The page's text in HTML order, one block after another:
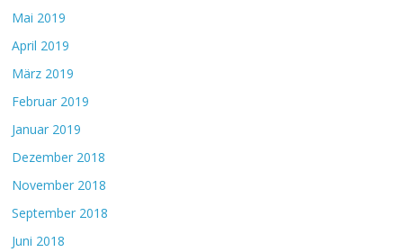
Mai 2019
April 2019
März 2019
Februar 2019
Januar 2019
Dezember 2018
November 2018
September 2018
Juni 2018